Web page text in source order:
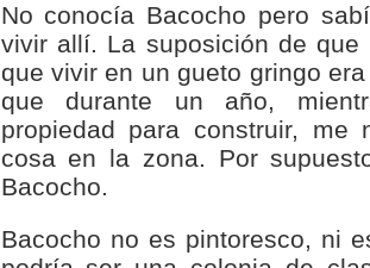
No conocía Bacocho pero
vivir allí. La suposición de
que vivir en un gueto gringo
que durante un año,
propiedad para construir, me
cosa en la zona. Por
Bacocho.
Bacocho no es pintoresco, ni